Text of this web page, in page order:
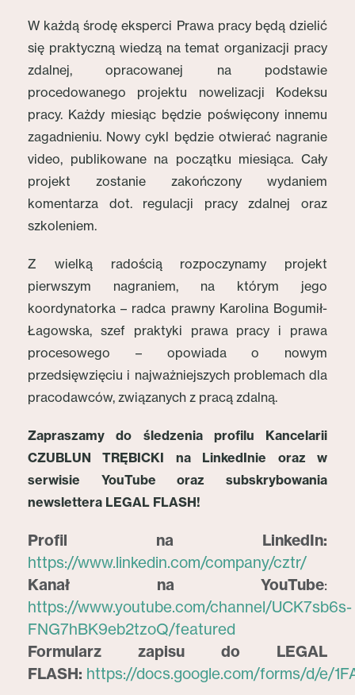
W każdą środę eksperci Prawa pracy będą dzielić
się praktyczną wiedzą na temat organizacji pracy
zdalnej, opracowanej na podstawie
procedowanego projektu nowelizacji Kodeksu
pracy. Każdy miesiąc będzie poświęcony innemu
zagadnieniu. Nowy cykl będzie otwierać nagranie
video, publikowane na początku miesiąca. Cały
projekt zostanie zakończony wydaniem
komentarza dot. regulacji pracy zdalnej oraz
szkoleniem.
Z wielką radością rozpoczynamy projekt
pierwszym nagraniem, na którym jego
koordynatorka – radca prawny Karolina Bogumił-
Łagowska, szef praktyki prawa pracy i prawa
procesowego – opowiada o nowym
przedsięwzięciu i najważniejszych problemach dla
pracodawców, związanych z pracą zdalną.
Zapraszamy do śledzenia profilu Kancelarii
CZUBLUN TRĘBICKI na LinkedInie oraz w
serwisie YouTube oraz subskrybowania
newslettera LEGAL FLASH!
Profil na LinkedIn:
https://www.linkedin.com/company/cztr/
Kanał na YouTube:
https://www.youtube.com/channel/UCK7sb6s-
FNG7hBK9eb2tzoQ/featured
Formularz zapisu do LEGAL
FLASH: https://docs.google.com/forms/d/e/